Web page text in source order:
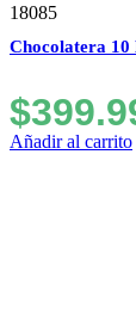
18085
Chocolatera
$
Añadir al carrito